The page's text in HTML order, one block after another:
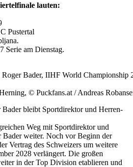
lauten:
Pustertal
Serie am Dienstag.
Bader, IIHF World Championship
© Puckfans.at / Andreas
Bader bleibt Sportdirektor und Herren-
Weg mit Sportdirektor und
Bader weiter. Noch vor Beginn der
Vertrag des Schweizers um weitere
2028 verlängert. Die großen
in der Top Division etablieren und